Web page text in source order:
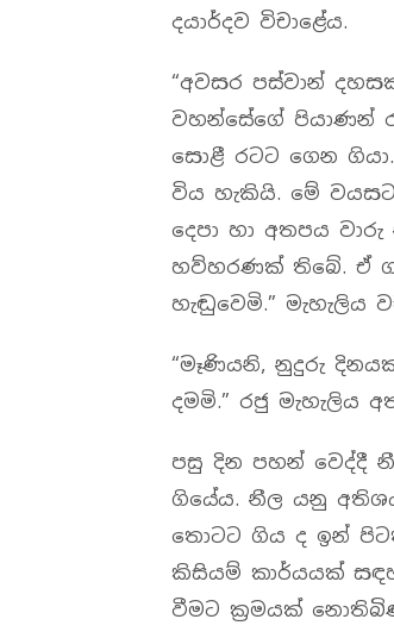
දයාර්දව විචාළේය.
“අවසර පස්වාන්
වහන්සේගේ පියාණන්
සොළී රටට ගෙන
විය හැකියි. මේ
දෙපා හා අතපය
හව්හරණක් තිබේ. ඒ
හැඬුවෙමි.” මැහැලිය
“මෑණියනි, නුදුරු
දමමි.” රජු මැහැලිය
පසු දින පහන් වෙද්දී
ගියේය. නීල යනු
තොටට ගිය ද ඉන්
කිසියම් කාර්යයක්
වීමට ක්‍රමයක්